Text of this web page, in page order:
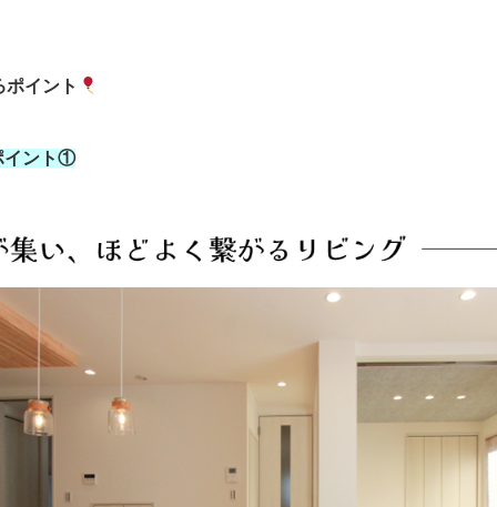
ポイント
イント①